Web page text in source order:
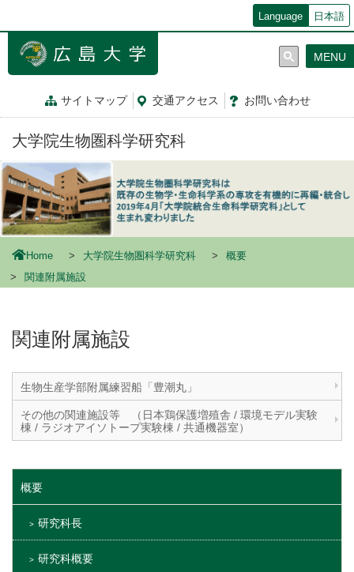
ン
動
Language 日本語
サイトマップ 交通アクセス お問い合わせ
MENU
大学院生物圏科学研究科
Home 大学院生物圏科学研究科
概要
関連附属施設
関連附属施設
生物生産学部附属練習船「豊潮丸」
その他の関連施設等 （日本鶏保護増殖舎 / 環境モデル実験
棟 / ラジオアイソトープ実験棟 / 共通機器室）
概要
研究科長
研究科概要